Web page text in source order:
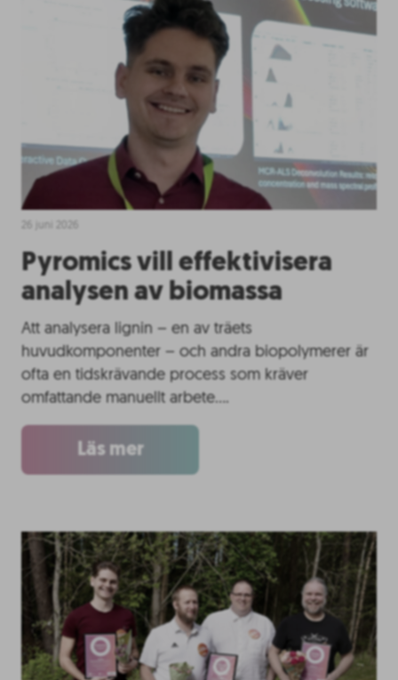
Pyromics vill effektivisera
analysen av biomassa
Att analysera lignin – en av träets
huvudkomponenter – och andra biopolymerer är
ofta en tidskrävande process som kräver
omfattande manuellt arbete….
Läs mer